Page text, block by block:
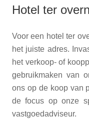
Hotel ter
Voor een hotel ter
het juiste adres.
het verkoop- of
gebruikmaken van
ons op de koop van
de focus op onze